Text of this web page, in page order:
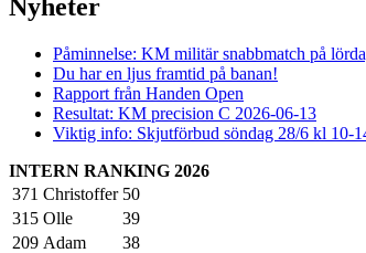
Nyheter
Påminnelse: KM militär snabbmatch på
Du har en ljus framtid på banan!
Rapport från Handen Open
Resultat: KM precision C 2026-06-13
Viktig info: Skjutförbud söndag 28/6 kl 10-
INTERN RANKING 2026
371 Christoffer 50
315 Olle
39
209 Adam
38